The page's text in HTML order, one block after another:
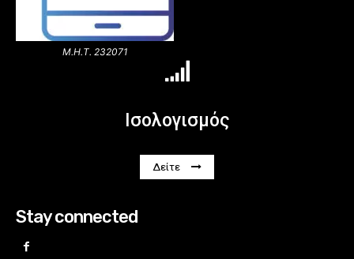
Μ.Η.Τ. 232071
Ισολογισμός
Δείτε
Stay connected